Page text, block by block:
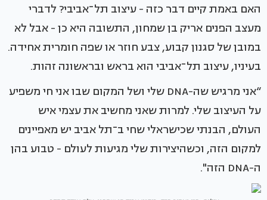
האם באמת קיים דבר כזה - עיצוב תל־אביבי? לדברי
מעצב הפנים אריק בן שמחון, התשובה היא כן - אבל לא
במובן של סגנון קבוע, צבע חוזר או שפה חומרית אחידה.
בעיניו, עיצוב תל־אביבי הוא בראש ובראשונה זהות.
“אני מרגיש שה-DNA שלי ושל המקום שבו אני חי משפיע
על העיצוב שלי. למרות שאני מחשיב את עצמי איש
העולם, הבנתי שכישראלי שחי ב־תל אביב יש מאפיינים
למקום הזה, וכשהיצירות שלי מגיעות לעולם - טבוע בהן
ה-DNA הזה".